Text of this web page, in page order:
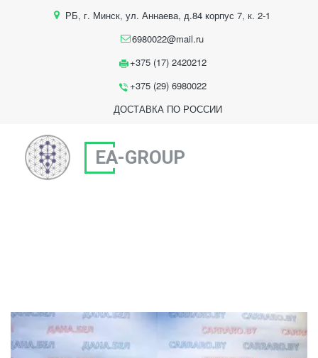
РБ, г. Минск, ул. Аннаева, д.84 корпус 7, к. 2-1
6980022@mail.ru
+375 (17) 2420212
+375 (29) 6980022
ДОСТАВКА ПО РОССИИ
EA-GROUP